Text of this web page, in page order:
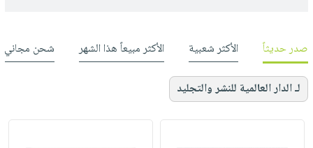
صدر حديثاً الأكثر شعبية الأكثر مبيعاً هذا الشهر شحن مجاني
لـ الدار العالمية للنشر والتجليد